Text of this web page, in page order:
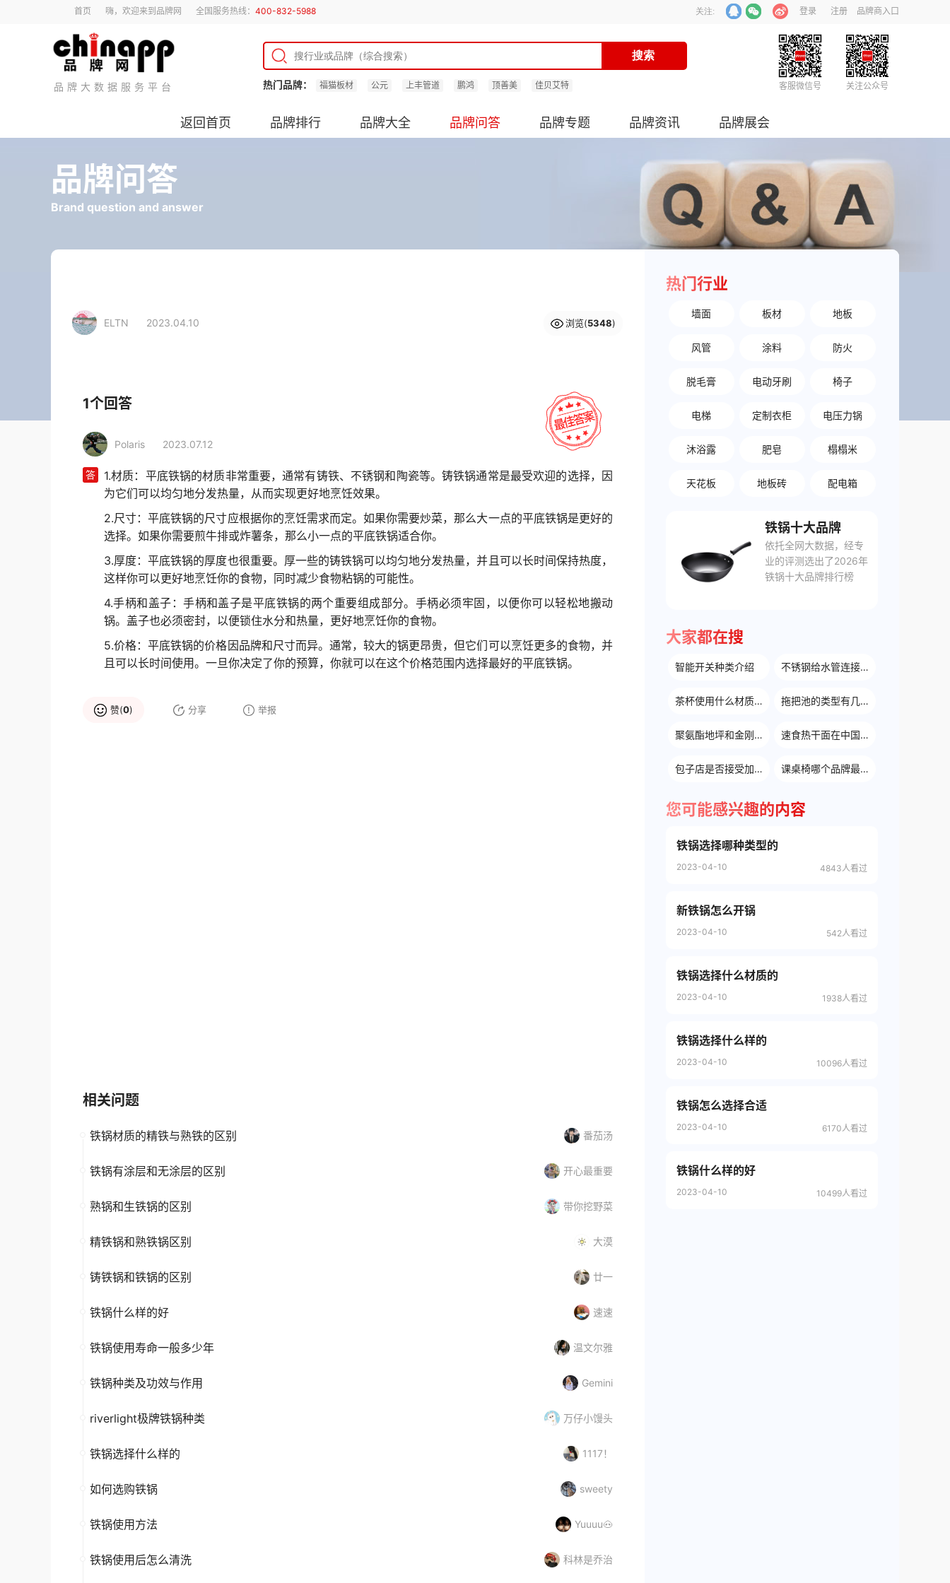
首页 嗨，欢迎来到品牌网 全国服务热线： 400-832-5988 登录 注册 品牌商入口
关注:
品牌大数据服务平台 热门品牌： 福猫板材 公元 上丰管道 鹏鸿 顶善美 佳贝艾特 客服微信号 关注公众号
返回首页 品牌排行 品牌大全 品牌问答 品牌专题 品牌资讯 品牌展会
品牌问答
Brand question and answer
ELTN 2023.04.10 浏览(5348)
1个回答
Polaris 2023.07.12
答
1.材质：平底铁锅的材质非常重要，通常有铸铁、不锈钢和陶瓷等。铸铁锅通常是最受欢迎的选择，因
为它们可以均匀地分发热量，从而实现更好地烹饪效果。
2.尺寸：平底铁锅的尺寸应根据你的烹饪需求而定。如果你需要炒菜，那么大一点的平底铁锅是更好的
选择。如果你需要煎牛排或炸薯条，那么小一点的平底铁锅适合你。
3.厚度：平底铁锅的厚度也很重要。厚一些的铸铁锅可以均匀地分发热量，并且可以长时间保持热度，
这样你可以更好地烹饪你的食物，同时减少食物粘锅的可能性。
4.手柄和盖子：手柄和盖子是平底铁锅的两个重要组成部分。手柄必须牢固，以便你可以轻松地搬动
锅。盖子也必须密封，以便锁住水分和热量，更好地烹饪你的食物。
5.价格：平底铁锅的价格因品牌和尺寸而异。通常，较大的锅更昂贵，但它们可以烹饪更多的食物，并
且可以长时间使用。一旦你决定了你的预算，你就可以在这个价格范围内选择最好的平底铁锅。
赞(0) 分享 举报
相关问题
番茄汤
铁锅材质的精铁与熟铁的区别
开心最重要
铁锅有涂层和无涂层的区别
带你挖野菜
熟锅和生铁锅的区别
大漠
精铁锅和熟铁锅区别
廿一
铸铁锅和铁锅的区别
速速
铁锅什么样的好
温文尔雅
铁锅使用寿命一般多少年
Gemini
铁锅种类及功效与作用
万仔小馒头
riverlight极牌铁锅种类
1117！
铁锅选择什么样的
sweety
如何选购铁锅
Yuuuu🐽
铁锅使用方法
科林是乔治
铁锅使用后怎么清洗
热门行业
墙面 板材 地板
风管 涂料 防火
脱毛膏 电动牙刷 椅子
电梯 定制衣柜 电压力锅
沐浴露 肥皂 榻榻米
天花板 地板砖 配电箱
铁锅十大品牌
依托全网大数据，经专
业的评测选出了2026年
铁锅十大品牌排行榜
大家都在搜
智能开关种类介绍 不锈钢给水管连接方式
茶杯使用什么材质好 拖把池的类型有几种
聚氨酯地坪和金刚砂地坪区别速食热干面在中国以外的传播和受欢
包子店是否接受加盟合作课桌椅哪个品牌最好
您可能感兴趣的内容
铁锅选择哪种类型的
2023-04-10 4843人看过
新铁锅怎么开锅
2023-04-10 542人看过
铁锅选择什么材质的
2023-04-10 1938人看过
铁锅选择什么样的
2023-04-10 10096人看过
铁锅怎么选择合适
2023-04-10 6170人看过
铁锅什么样的好
2023-04-10 10499人看过